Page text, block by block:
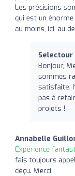
Les précisions
qui est un
au moins, ici, au
Selectour
Bonjour,
sommes
satisfaite.
pas à
projets !
Annabelle
Expérience
fais toujours
déçu. Merci